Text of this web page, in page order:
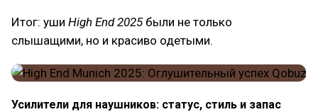
Итог: уши High End 2025были не только
слышащими, но и красиво одетыми.
Усилители для наушников: статус, стиль и запас